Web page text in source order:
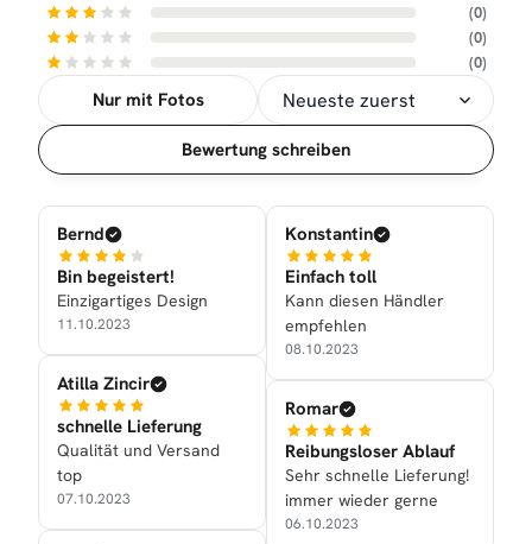
(0)
(0)
(0)
Nur mit Fotos
Sortierung
Bewertung schreiben
Bernd
Bin begeistert!
Einzigartiges Design
11.10.2023
Atilla Zincir
schnelle Lieferung
Qualität und Versand
top
07.10.2023
Konstantin
Einfach toll
Kann diesen Händler
empfehlen
08.10.2023
Romar
Reibungsloser Ablauf
Sehr schnelle Lieferung!
immer wieder gerne
06.10.2023